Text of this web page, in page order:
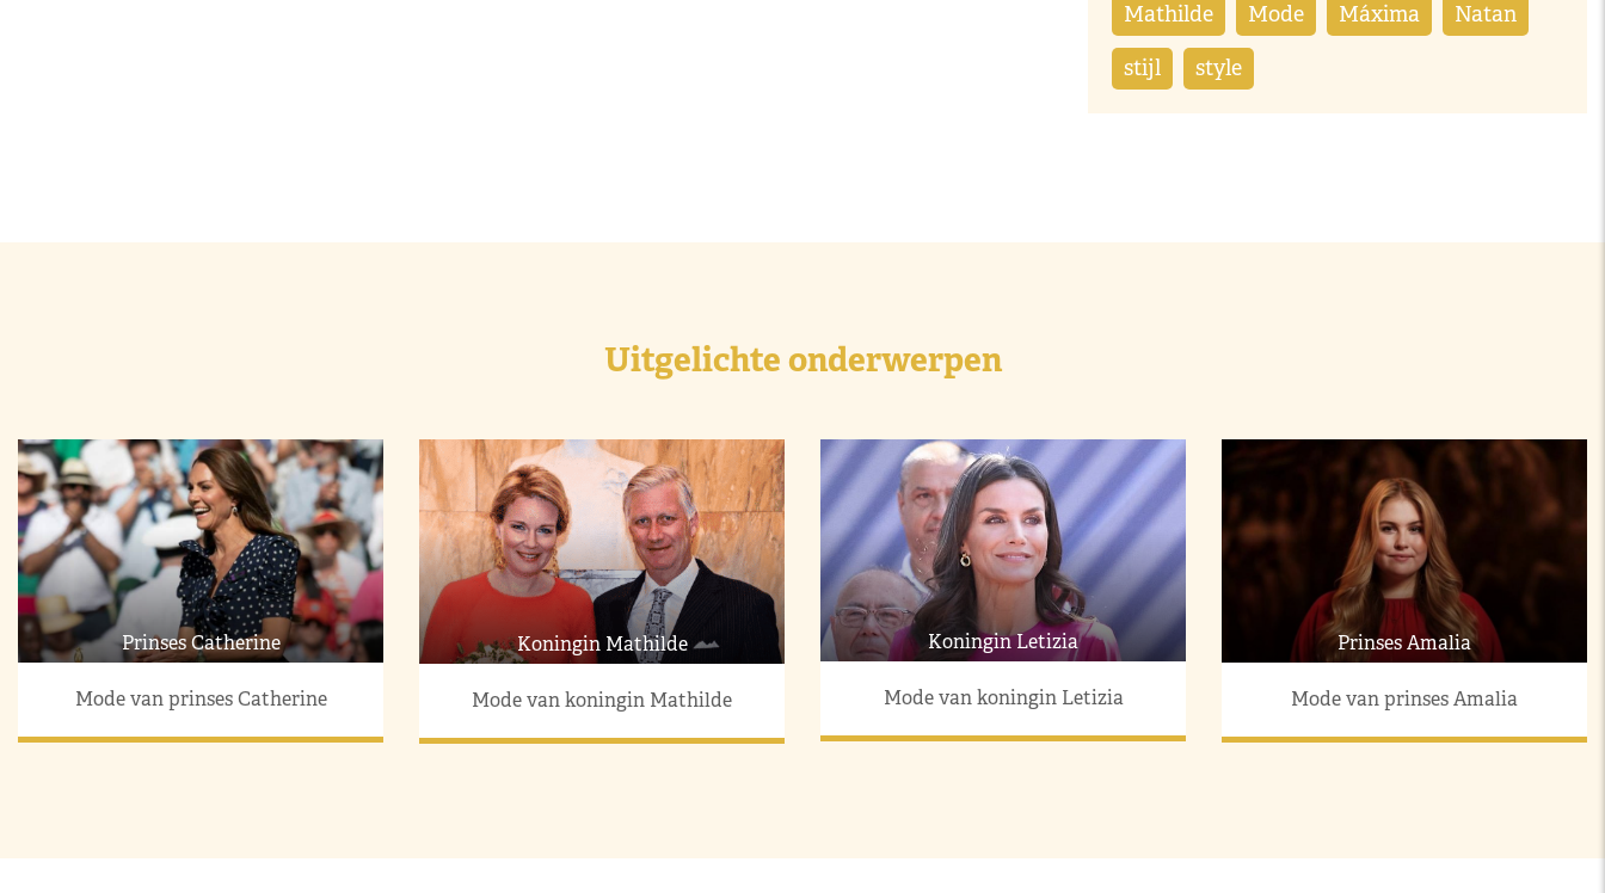
Mathilde Mode Máxima Natan
stijl style
Uitgelichte onderwerpen
Prinses Catherine
Mode van prinses Catherine
Koningin Mathilde
Mode van koningin Mathilde
Koningin Letizia
Mode van koningin Letizia
Prinses Amalia
Mode van prinses Amalia